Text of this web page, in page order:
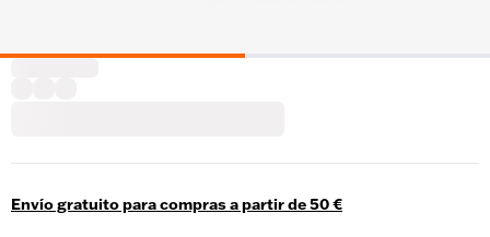
Envío gratuito para compras a partir de 50 €